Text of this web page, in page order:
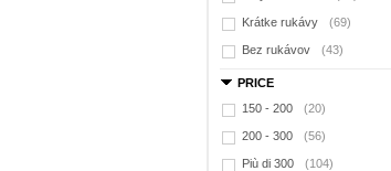
Krátke rukávy (69)
Bez rukávov (43)
PRICE
150 - 200
(20)
200 - 300 (56)
Più di 300 (104)